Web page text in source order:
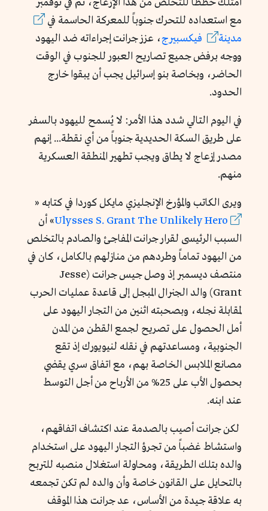
مع استعداده للتحرك جنوباً للمعركة الحاسمة في
مدينة
فيكسبيرج، عزز جرانت إجراءاته ضد اليهود
ووجه برفض جميع تصاريح العبور للجنوب في الوقت
الحاضر، وبخاصة بنو إسرائيل يجب أن يبقوا خارج
الحدود.
في اليوم التالي شدد هذا الأمر: لا يُسمح لليهود بالسفر
على طريق السكة الحديدية جنوباً من أي نقطة... إنهم
مصدر إزعاج لا يطاق ويجب تطهير المنطقة العسكرية
منهم.
ويرى الكاتب والمؤرخ الإنجليزي مايكل كوردا في كتابه «
Ulysses S. Grant The Unlikely Hero» أن
السبب الرئيسى لقرارجرانتالمفاجئ والصادم بالتخلص
من اليهود تماماً وطردهم من منازلهم بالكامل، كان في
منتصف ديسمبر إذ وصل جيس جرانت (Jesse
Grant) والد الجنرال المبجل إلى قاعدة عمليات الحرب
لمقابلة نجله، وبصحبته اثنين من التجار اليهود على
أمل الحصول على تصريح لجمع القطن من المدن
الجنوبية، ومساعدتهم في نقله لنيويورك إذ تقع
مصانع الملابس الخاصة بهم، مع اتفاق سري يقضي
بحصول الأب على 25% من الأرباح من أجل التوسط
عند ابنه.
لكن جرانت أصيب بالصدمة عند اكتشاف اتفاقهم،
واستشاط غضباً من تجرؤ التجار اليهود على استخدام
والده بتلك الطريقة، ومحاولة استغلال منصبه للتربح
بالتحايل على القانون خاصة وأن والده لم تكن تجمعه
به علاقة جيدة من الأساس، عد جرانت هذا الموقف